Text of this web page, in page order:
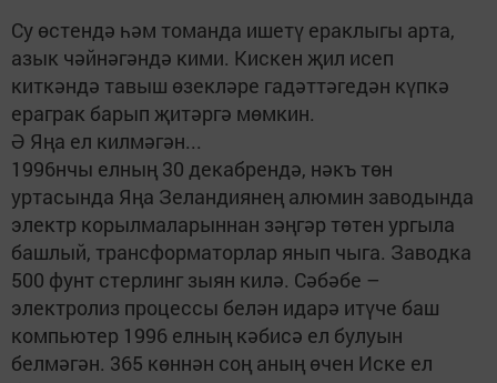
Су өстендә һәм томанда ишетү ераклыгы арта,
азык чәйнәгәндә кими. Кискен җил исеп
киткәндә тавыш өзекләре гадәттәгедән күпкә
ераграк барып җитәргә мөмкин.
Ә Яңа ел килмәгән...
1996нчы елның 30 декабрендә, нәкъ төн
уртасында Яңа Зеландиянең алюмин заводында
электр корылмаларыннан зәңгәр төтен ургыла
башлый, трансформаторлар янып чыга. Заводка
500 фунт стерлинг зыян килә. Сәбәбе –
электролиз процессы белән идарә итүче баш
компьютер 1996 елның кәбисә ел булуын
белмәгән. 365 көннән соң аның өчен Иске ел